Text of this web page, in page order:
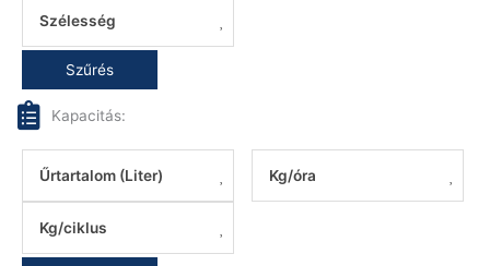
Szélesség
Szűrés
Kapacitás:
Űrtartalom (Liter) Kg/óra
Kg/ciklus